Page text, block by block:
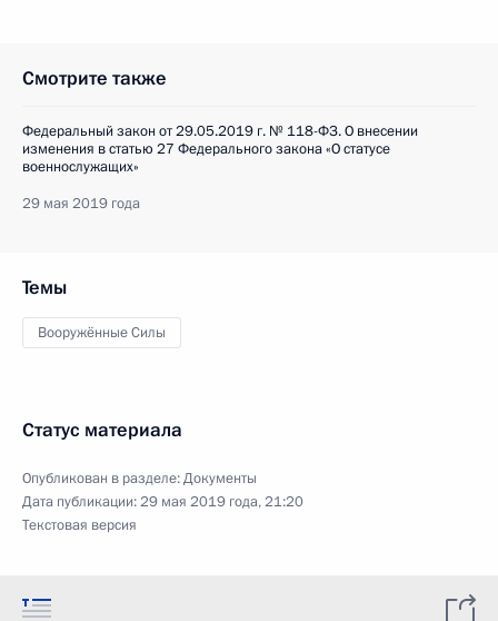
Смотрите также
Федеральный закон от 29.05.2019 г. № 118-ФЗ. О внесении
изменения в статью 27 Федерального закона «О статусе
военнослужащих»
29 мая 2019 года
Темы
Вооружённые Силы
Статус материала
Опубликован в разделе:Документы
Дата публикации:29 мая 2019 года, 21:20
Текстовая версия